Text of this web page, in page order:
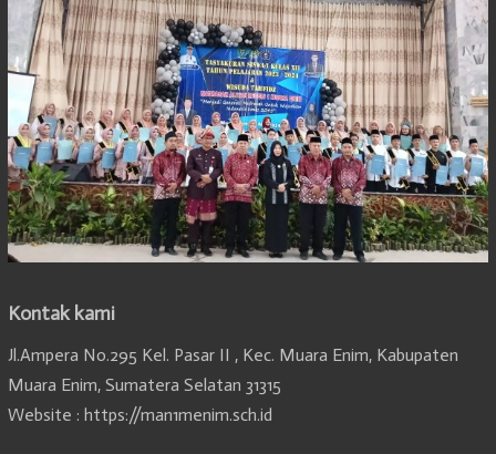
Kontak kami
Jl.Ampera No.295 Kel. Pasar II , Kec. Muara Enim, Kabupaten
Muara Enim, Sumatera Selatan 31315
Website : https://man1menim.sch.id